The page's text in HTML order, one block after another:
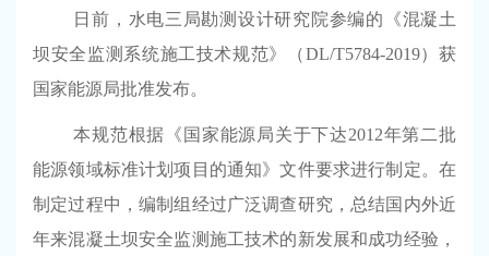
日前，水电三局勘测设计研究院参编的《混凝土
坝安全监测系统施工技术规范》（DL/T5784-2019）获
国家能源局批准发布。
本规范根据《国家能源局关于下达2012年第二批
能源领域标准计划项目的通知》文件要求进行制定。在
制定过程中，编制组经过广泛调查研究，总结国内外近
年来混凝土坝安全监测施工技术的新发展和成功经验，